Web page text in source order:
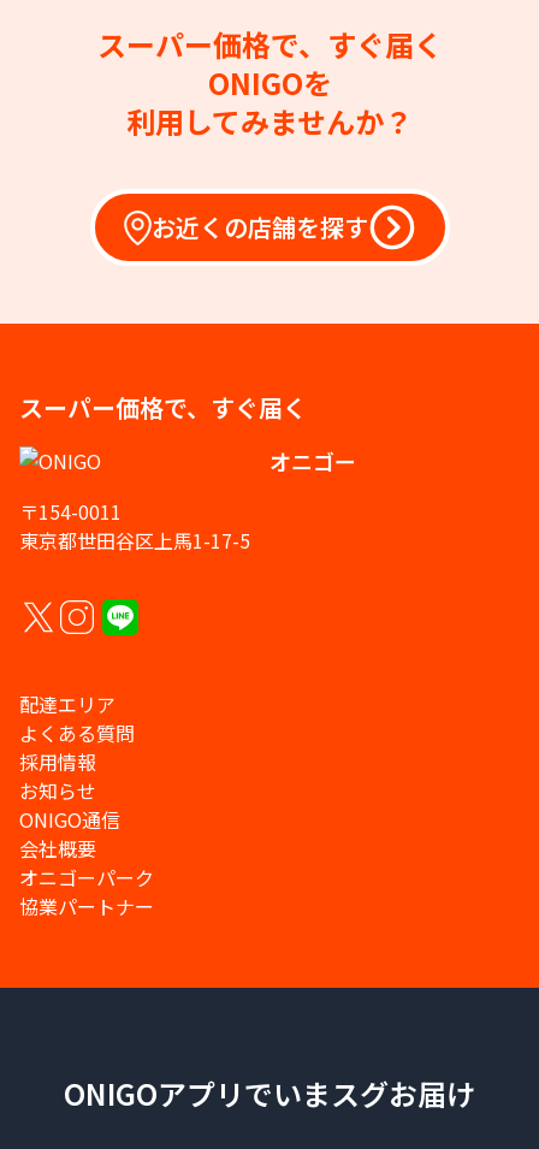
スーパー価格で、すぐ届く
ONIGOを
利用してみませんか？
お近くの店舗を探す
スーパー価格で、すぐ届く
オニゴー
〒154-0011
東京都世田谷区上馬1-17-5
配達エリア
よくある質問
採用情報
お知らせ
ONIGO通信
会社概要
オニゴーパーク
協業パートナー
ONIGOアプリでいまスグお届け